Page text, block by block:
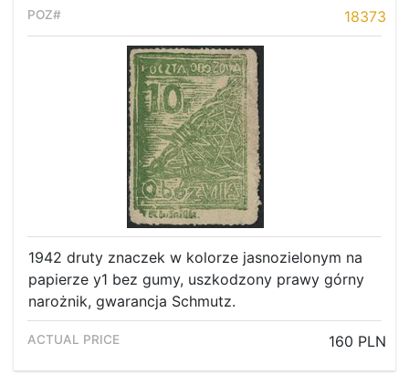
18373
1942 druty znaczek w kolorze jasnozielonym na
papierze y1 bez gumy, uszkodzony prawy górny
narożnik, gwarancja Schmutz.
160 PLN